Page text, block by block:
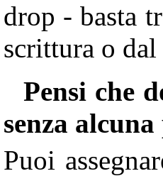
drop - basta
scrittura o
Pensi che
Puoi